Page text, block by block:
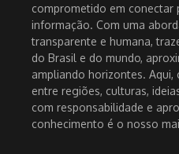
comprometido em conectar
informação. Com uma
transparente e humana,
do Brasil e do mundo,
ampliando horizontes. Aqui,
entre regiões, culturas,
com responsabilidade e
conhecimento é o nosso